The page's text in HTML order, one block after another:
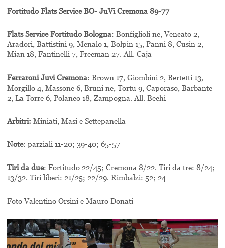
Fortitudo Flats Service BO- JuVi Cremona 89-77
Flats Service Fortitudo Bologna: Bonfiglioli ne, Vencato 2,
Aradori, Battistini 9, Menalo 1, Bolpin 15, Panni 8, Cusin 2,
Mian 18, Fantinelli 7, Freeman 27. All. Caja
Ferraroni Juvi Cremona: Brown 17, Giombini 2, Bertetti 13,
Morgillo 4, Massone 6, Bruni ne, Tortu 9, Caporaso, Barbante
2, La Torre 6, Polanco 18, Zampogna. All. Bechi
Arbitri: Miniati, Masi e Settepanella
Note: parziali 11-20; 39-40; 65-57
Tiri da due: Fortitudo 22/45; Cremona 8/22. Tiri da tre: 8/24;
13/32. Tiri liberi: 21/25; 22/29. Rimbalzi: 52; 24
Foto Valentino Orsini e Mauro Donati